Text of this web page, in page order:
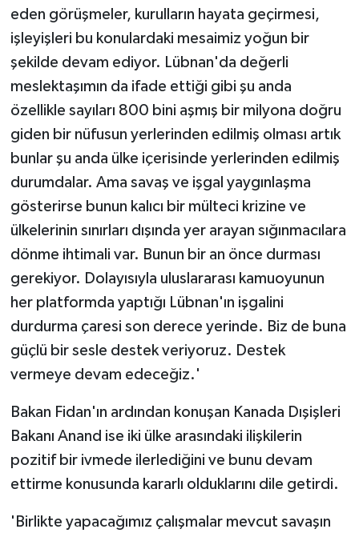
eden görüşmeler, kurulların hayata geçirmesi,
işleyişleri bu konulardaki mesaimiz yoğun bir
şekilde devam ediyor. Lübnan'da değerli
meslektaşımın da ifade ettiği gibi şu anda
özellikle sayıları 800 bini aşmış bir milyona doğru
giden bir nüfusun yerlerinden edilmiş olması artık
bunlar şu anda ülke içerisinde yerlerinden edilmiş
durumdalar. Ama savaş ve işgal yaygınlaşma
gösterirse bunun kalıcı bir mülteci krizine ve
ülkelerinin sınırları dışında yer arayan sığınmacılara
dönme ihtimali var. Bunun bir an önce durması
gerekiyor. Dolayısıyla uluslararası kamuoyunun
her platformda yaptığı Lübnan'ın işgalini
durdurma çaresi son derece yerinde. Biz de buna
güçlü bir sesle destek veriyoruz. Destek
vermeye devam edeceğiz.'
Bakan Fidan'ın ardından konuşan Kanada Dışişleri
Bakanı Anand ise iki ülke arasındaki ilişkilerin
pozitif bir ivmede ilerlediğini ve bunu devam
ettirme konusunda kararlı olduklarını dile getirdi.
'Birlikte yapacağımız çalışmalar mevcut savaşın